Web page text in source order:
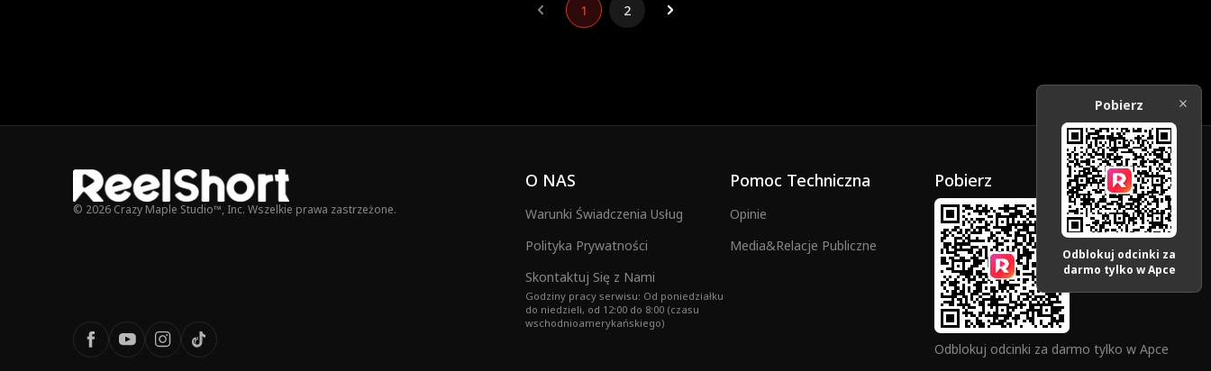
1 2
© 2026 Crazy Maple Studio™, Inc. Wszelkie prawa zastrzeżone.
O NAS
Warunki Świadczenia Usług
Polityka Prywatności
Skontaktuj Się z Nami
Godziny pracy serwisu: Od poniedziałku
do niedzieli, od 12:00 do 8:00 (czasu
wschodnioamerykańskiego)
Pomoc Techniczna
Opinie
Media&Relacje Publiczne
Pobierz
Odblokuj odcinki za darmo tylko w Apce
Pobierz
Odblokuj odcinki za
darmo tylko w Apce